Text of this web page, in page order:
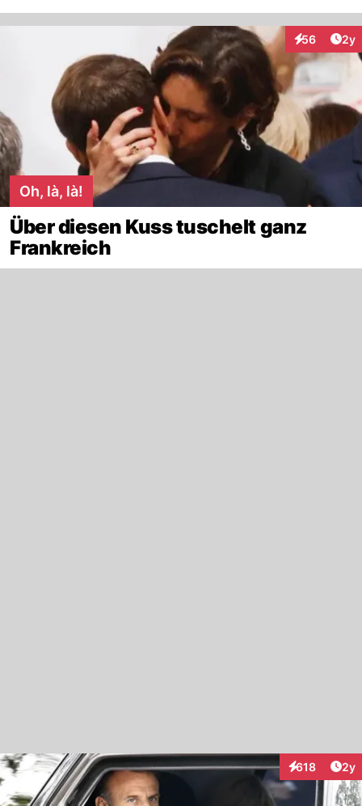
56
Interaktionen
2y
Oh, là, là!
Über diesen Kuss tuschelt ganz
Frankreich
618
Interaktionen
2y